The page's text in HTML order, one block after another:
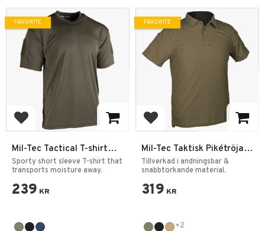
Add to favorites
Mil-Tec Tactical T-shirt
Quickdry
Sporty short sleeve T-shirt that
transports moisture away.
239 KR
FAVORITE
Add to favorites
Mil-Tec Taktisk Pikétröja
Quickdry
Tillverkad i andningsbar &
snabbtorkande material.
319 KR
FAVORITE
+2